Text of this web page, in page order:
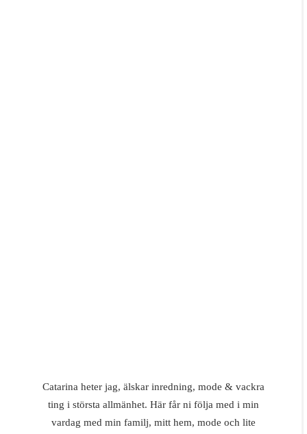
Catarina heter jag, älskar inredning, mode & vackra
ting i största allmänhet. Här får ni följa med i min
vardag med min familj, mitt hem, mode och lite